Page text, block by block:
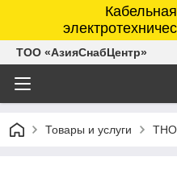
ТОО «АзияСнабЦентр»
Товары и услуги